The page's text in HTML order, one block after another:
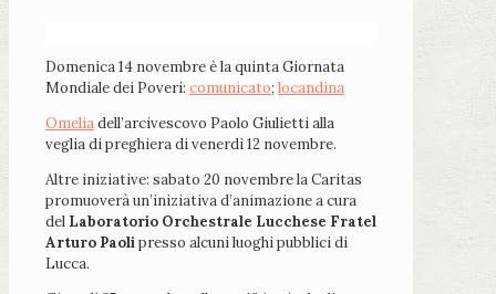
Domenica 14 novembre è la quinta Giornata
Mondiale dei Poveri: comunicato; locandina
Omeliadell’arcivescovo Paolo Giulietti alla
veglia di preghiera di venerdì 12 novembre.
Altre iniziative: sabato 20 novembre la Caritas
promuoverà un’iniziativa d’animazione a cura
del Laboratorio Orchestrale Lucchese Fratel
Arturo Paolipresso alcuni luoghi pubblici di
Lucca.